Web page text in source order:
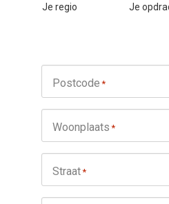
Je regio Je
Postcode *
Woonplaats *
Straat*